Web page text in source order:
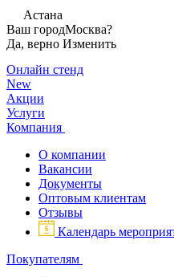
Астана
Ваш городМосква?
Да, верно Изменить
Онлайн стенд
New
Акции
Услуги
Компания
О компании
Вакансии
Документы
Оптовым клиентам
Отзывы
Календарь
Покупателям